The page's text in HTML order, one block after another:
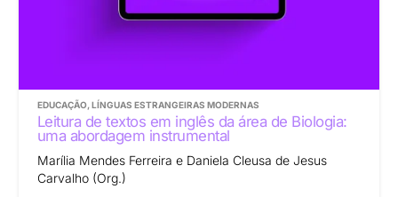
EDUCAÇÃO, LÍNGUAS ESTRANGEIRAS MODERNAS
Leitura de textos em inglês da área de Biologia:
uma abordagem instrumental
Marília Mendes Ferreira e Daniela Cleusa de Jesus
Carvalho (Org.)